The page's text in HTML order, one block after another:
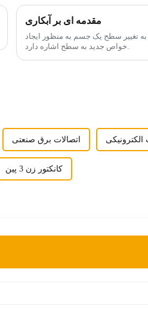
مقدمه ای بر آبکاری
تغییر سطح یک جسم به منظور ایجاد
خواص جدید به سطح اشاره دارد.
اتصالات برق صنعتی الکترونیکی
کانکتور زن 3 پین